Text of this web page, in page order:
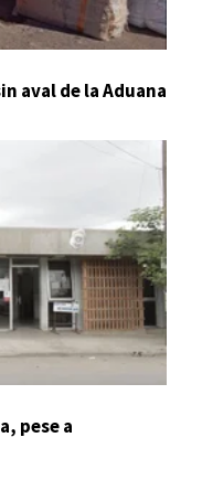
aval de la Aduana
pese a